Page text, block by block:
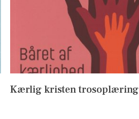
Kærlig kristen trosoplæring